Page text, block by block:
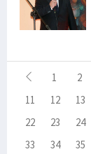
1 2
11
12 13
22
23 24
33
34 35